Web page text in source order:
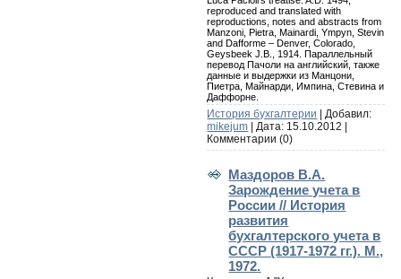
reproduced and translated with
reproductions, notes and abstracts from
Manzoni, Pietra, Mainardi, Ympyn, Stevin
and Dafforme – Denver, Colorado,
Geysbeek J.B., 1914. Параллельный
перевод Пачоли на английский, также
данные и выдержки из Манцони,
Пиетра, Майнарди, Импина, Стевина и
Даффорне.
История бухгалтерии
| Добавил:
mikejum | Дата: 15.10.2012
Комментарии (0)
Маздоров В.А.
Зарождение учета в
России // История
развития
бухгалтерского учета в
СССР (1917-1972 гг.). М.,
1972.